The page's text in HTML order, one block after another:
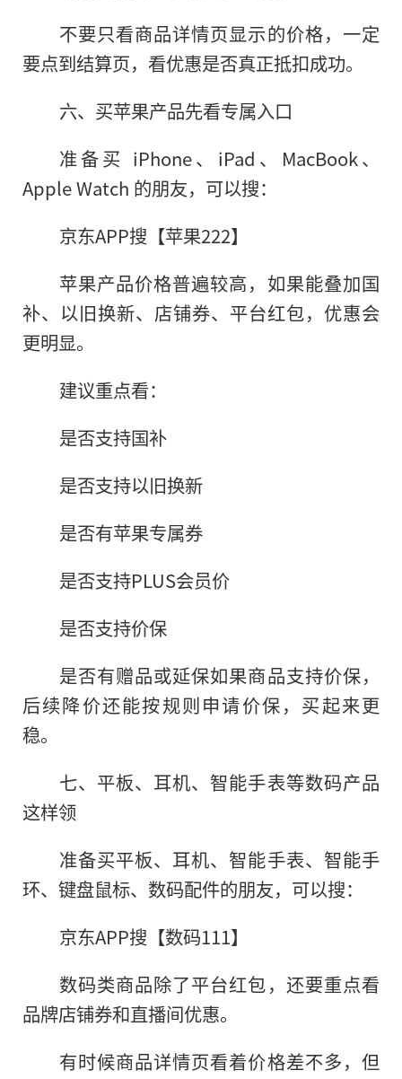
不要只看商品详情页显示的价格，一定
要点到结算页，看优惠是否真正抵扣成功。
六、买苹果产品先看专属入口
准备买 iPhone、iPad、MacBook、
Apple Watch 的朋友，可以搜：
京东APP搜【苹果222】
苹果产品价格普遍较高，如果能叠加国
补、以旧换新、店铺券、平台红包，优惠会
更明显。
建议重点看：
是否支持国补
是否支持以旧换新
是否有苹果专属券
是否支持PLUS会员价
是否支持价保
是否有赠品或延保如果商品支持价保，
后续降价还能按规则申请价保，买起来更
稳。
七、平板、耳机、智能手表等数码产品
这样领
准备买平板、耳机、智能手表、智能手
环、键盘鼠标、数码配件的朋友，可以搜：
京东APP搜【数码111】
数码类商品除了平台红包，还要重点看
品牌店铺券和直播间优惠。
有时候商品详情页看着价格差不多，但